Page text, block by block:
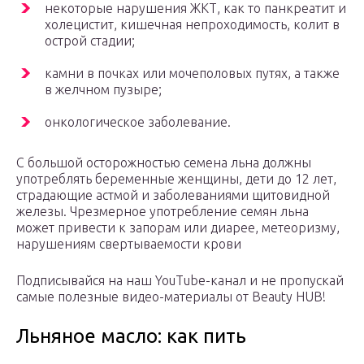
некоторые нарушения ЖКТ, как то панкреатит и
холецистит, кишечная непроходимость, колит в
острой стадии;
камни в почках или мочеполовых путях, а также
в желчном пузыре;
онкологическое заболевание.
С большой осторожностью семена льна должны
употреблять беременные женщины, дети до 12 лет,
страдающие астмой и заболеваниями щитовидной
железы. Чрезмерное употребление семян льна
может привести к запорам или диарее, метеоризму,
нарушениям свертываемости крови
Подписывайся на наш YouTube-канал и не пропускай
самые полезные видео-материалы от Beauty HUB!
Льняное масло: как пить